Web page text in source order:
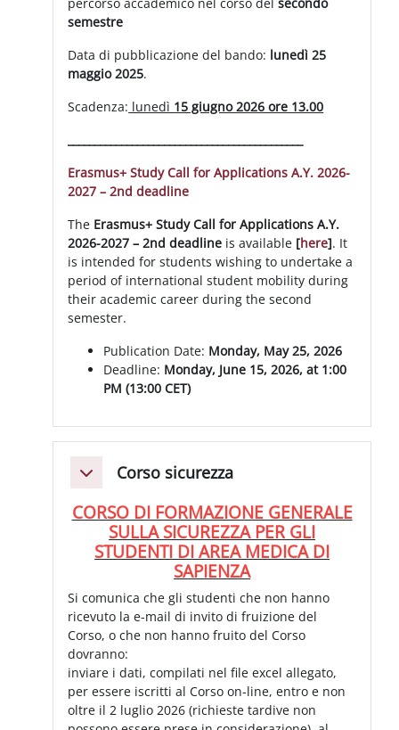
percorso accademico nel corso delsecondo
semestre
Data di pubblicazione del bando: lunedì 25
maggio 2025.
Scadenza: lunedì 15 giugno 2026 ore 13.00
Erasmus+ Study Call for Applications A.Y. 2026-
2027 – 2nd deadline
The Erasmus+ Study Call for Applications A.Y.
2026-2027 – 2nd deadline is available [here]. It
is intended for students wishing to undertake a
period of international student mobility during
their academic career during the second
semester.
Publication Date: Monday, May 25, 2026
Deadline: Monday, June 15, 2026, at 1:00
PM (13:00 CET)
MinimizzaCorso sicurezza
CORSO DI FORMAZIONE GENERALE
SULLA SICUREZZA PER GLI
STUDENTI DI AREA MEDICA DI
SAPIENZA
Si comunica che gli studenti che non hanno
ricevuto la e-mail di invito di fruizione del
Corso, o che non hanno fruito del Corso
dovranno:
inviare i dati, compilati nel file excel allegato,
per essere iscritti al Corso on-line, entro e non
oltre il 2 luglio 2026 (richieste tardive non